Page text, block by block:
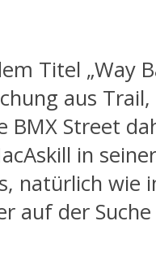
Titel „Way
aus Trail,
BMX Street
in
natürlich wie
auf der